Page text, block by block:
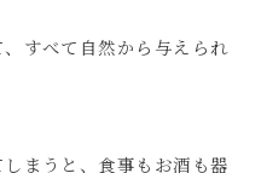
すべて自然から与えられ
まうと、食事もお酒も器